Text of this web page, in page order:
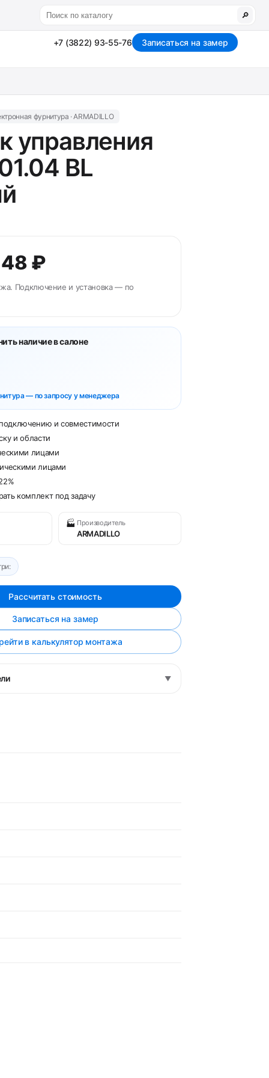
🔎
+7 (3822) 93-55-76 Записаться на замер
фурнитура · ARMADILLO
управления
BL
₽
Подключение и установка — по
наличие в салоне
— по запросу у менеджера
и совместимости
и области
лицами
лицами
комплект под задачу
🏭 Производитель
ARMADILLO
Рассчитать стоимость
Записаться на замер
в калькулятор монтажа
▼